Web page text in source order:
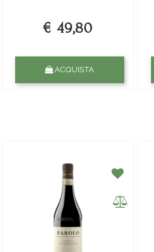
€ 49,80
ACQUISTA